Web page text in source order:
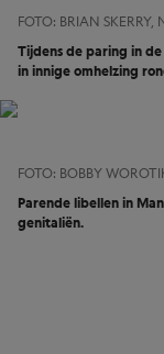
FOTO: BRIAN
Tijdens de paring in
in innige omhelzing
FOTO: BOBBY
Parende libellen in
genitaliën.